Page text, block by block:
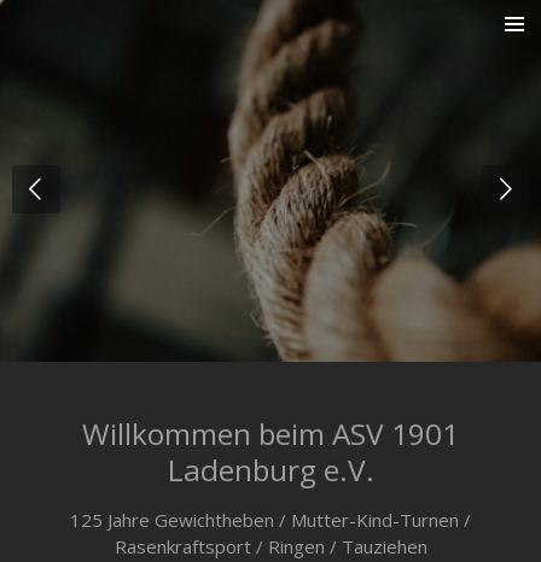
Willkommen beim ASV 1901
Ladenburg e.V.
125 Jahre Gewichtheben / Mutter-Kind-Turnen /
Rasenkraftsport / Ringen / Tauziehen